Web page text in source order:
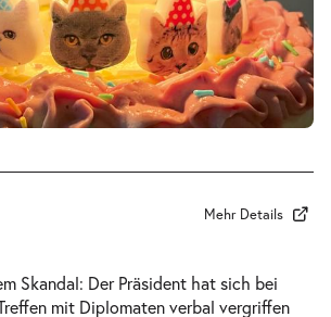
-
Sa.
13.02.2027
Tickets
-
Mi.
Mehr Details
Skandal: Der Präsident hat sich bei
mit Diplomaten verbal vergriffen